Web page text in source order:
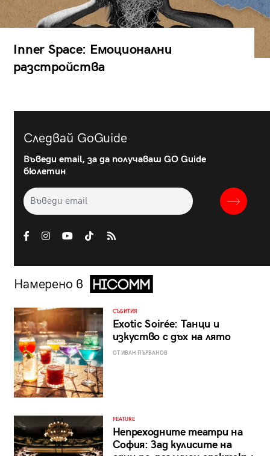
Inner Space: Емоционални
разстройства
Следвай GoGuide
Въведи email, за да получаваш GO Guide
бюлетин
Намерено в
СЪБИТИЯ
Exotic Soirée: Танци и
изкуство с дъх на лято
ОТ ИВАН ПЪРВАНОВ
FEATURE
Непреходните театри на
София: Зад кулисите на